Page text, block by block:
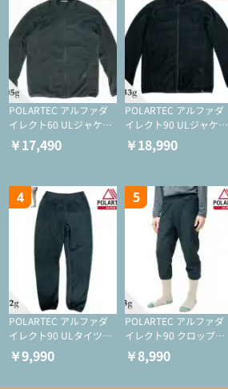
POLARTEC アルファダ
イレクト60 ULジャケッ
ト（登山/ミドルレイヤ
ー/化繊ジャケット）
￥17,490
POLARTEC アルファダ
イレクト90 ULジャケッ
ト（アクティブインサレ
ーション/ミドルレイヤ
￥18,990
4
POLARTEC アルファダ
イレクト90 ULタイツ
（アクティブインサレー
ション/テント泊用パジ
￥9,990
5
POLARTEC アルファダ
イレクト90 クロップド
ULタイツ（アクティブ
インサレーション/テン
￥8,990